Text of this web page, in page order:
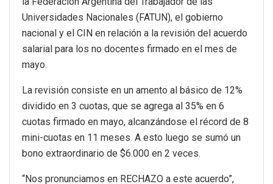
Universidades Nacionales (FATUN), el gobierno
nacional y el CIN en relación a la revisión del acuerdo
salarial para los no docentes firmado en el mes de
mayo.
La revisión consiste en un amento al básico de 12%
dividido en 3 cuotas, que se agrega al 35% en 6
cuotas firmado en mayo, alcanzándose el récord de 8
mini-cuotas en 11 meses. A esto luego se sumó un
bono extraordinario de $6.000 en 2 veces.
“Nos pronunciamos en RECHAZO a este acuerdo”,